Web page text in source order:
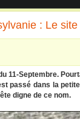
: Le
11-Septembre.
passé dans la
digne de ce nom.